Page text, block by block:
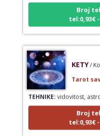
Broj
tel:0,93€
/
Tarot
TEHNIKE:vidovitost,
Broj
tel:0,93€